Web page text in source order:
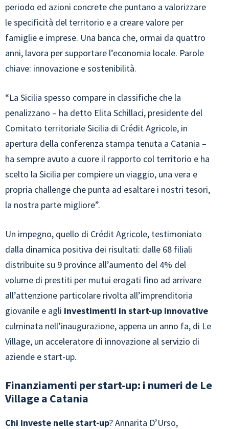
periodo ed azioni concrete che puntano a valorizzare
le specificità del territorio e a creare valore per
famiglie e imprese. Una banca che, ormai da quattro
anni, lavora per supportare l’economia locale. Parole
chiave: innovazione e sostenibilità.
“La Sicilia spesso compare in classifiche che la
penalizzano – ha detto Elita Schillaci, presidente del
Comitato territoriale Sicilia di Crédit Agricole, in
apertura della conferenza stampa tenuta a Catania –
ha sempre avuto a cuore il rapporto col territorio e ha
scelto la Sicilia per compiere un viaggio, una vera e
propria challenge che punta ad esaltare i nostri tesori,
la nostra parte migliore”.
Un impegno, quello di Crédit Agricole, testimoniato
dalla dinamica positiva dei risultati: dalle 68 filiali
distribuite su 9 province all’aumento del 4% del
volume di prestiti per mutui erogati fino ad arrivare
all’attenzione particolare rivolta all’imprenditoria
giovanile e agli investimenti in start-up innovative
culminata nell’inaugurazione, appena un anno fa, di Le
Village, un acceleratore di innovazione al servizio di
aziende e start-up.
Finanziamenti per start-up: i numeri de Le
Village a Catania
Chi investe nelle start-up? Annarita D’Urso,